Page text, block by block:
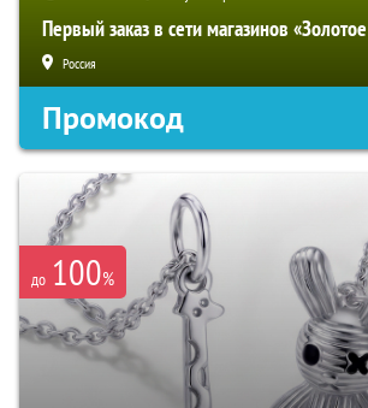
Первый заказ в сети магазинов
Россия
Промокод
до 100%